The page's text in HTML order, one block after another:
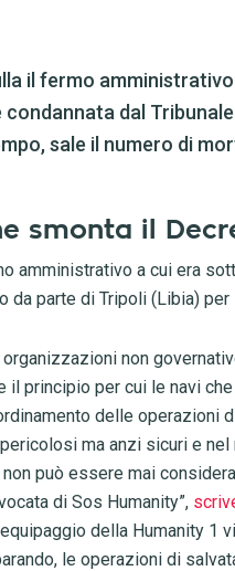
il fermo
condannata dal
sale il numero di
smonta il
amministrativo a cui era
da parte di Tripoli (Libia)
non
il principio per cui le navi
delle operazioni
ma anzi sicuri e
può essere mai
di Sos Humanity”,
della Humanity 1
le operazioni di